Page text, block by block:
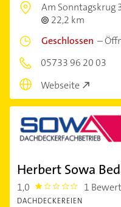
Am Sonntagskrug
22,2 km
Geschlossen –
05733 96 20 03
Webseite
Herbert Sowa
1,0 1.0 1
DACHDECKEREIEN